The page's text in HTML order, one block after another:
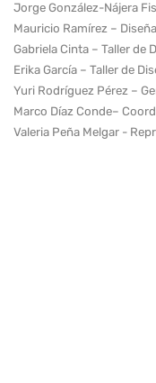
Jorge González-Nájera
Mauricio Ramírez –
Gabriela Cinta – Taller de
Erika García – Taller de
Yuri Rodríguez Pérez –
Marco Díaz Conde–
Valeria Peña Melgar -